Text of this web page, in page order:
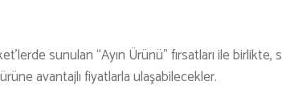
sunulan “Ayın Ürünü” fırsatları ile
avantajlı fiyatlarla ulaşabilecekler.